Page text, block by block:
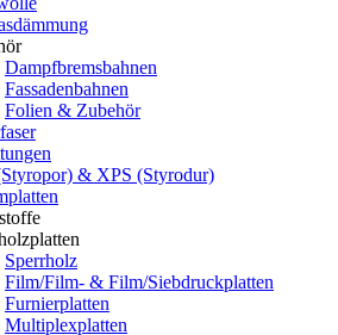
Dampfbremsbahnen
Fassadenbahnen
Folien & Zubehör
& XPS (Styrodur)
Sperrholz
Film/Film- & Film/Siebdruckplatten
Furnierplatten
Multiplexplatten